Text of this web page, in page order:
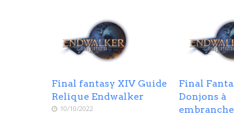
Final fantasy XIV Guide
Relique Endwalker
10/10/2022
Final
Donjons à